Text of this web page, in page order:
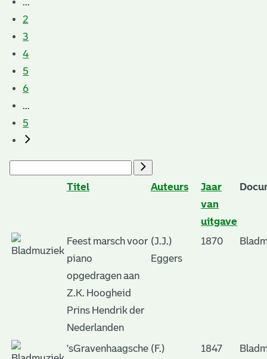
2
3
4
5
6
...
5
Titel Auteurs
Jaar
van
uitgave
Feest marsch voor
piano
opgedragen aan
Z.K. Hoogheid
Prins Hendrik der
Nederlanden
(J.J.)
Eggers
1870
'sGravenhaagsche (F.)
1847